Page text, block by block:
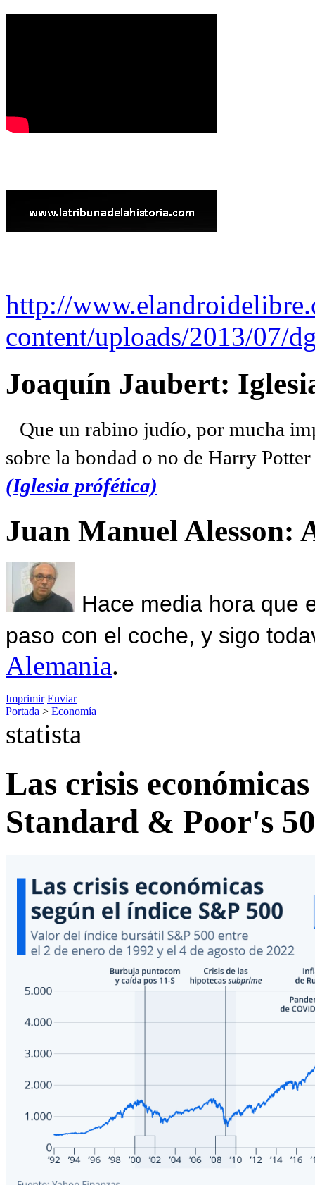
http://
content/uploads/2013/07/
Joaquín Jaubert:
Que un rabino judío, por mucha
sobre la bondad o no de Harry
(Iglesia prófética)
Juan Manuel Alesson:
Hace media hora que
paso con el coche, y sigo
Alemania.
Imprimir Enviar
Portada > Economía
statista
Las crisis
Standard & Poor's